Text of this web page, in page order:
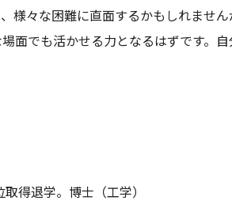
様々な困難に直面するかもしれませ
面でも活かせる力となるはずです。
得退学。博士（工学）